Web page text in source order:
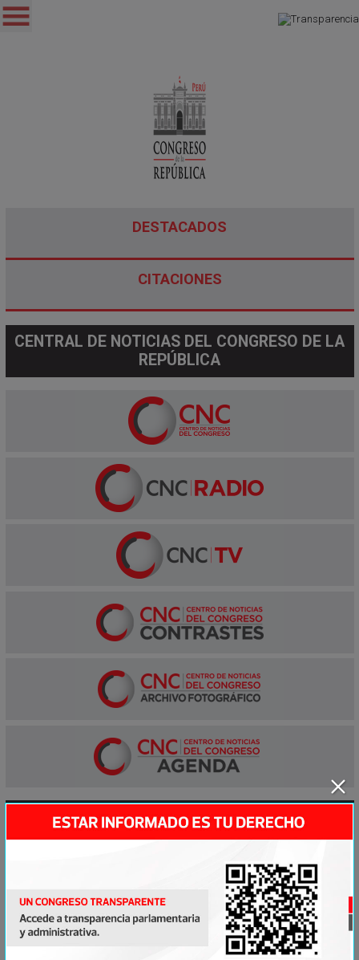
DESTACADOS
CITACIONES
CENTRAL DE NOTICIAS DEL CONGRESO DE LA
REPÚBLICA
ACCESOS DIRECTOS